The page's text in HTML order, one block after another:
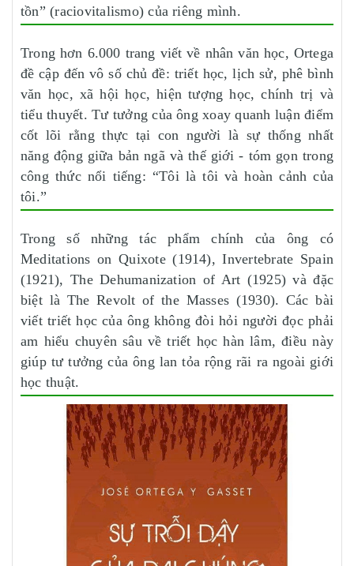
tồn” (raciovitalismo) của riêng mình.
Trong hơn 6.000 trang viết về nhân văn học, Ortega
đề cập đến vô số chủ đề: triết học, lịch sử, phê bình
văn học, xã hội học, hiện tượng học, chính trị và
tiểu thuyết. Tư tưởng của ông xoay quanh luận điểm
cốt lõi rằng thực tại con người là sự thống nhất
năng động giữa bản ngã và thế giới - tóm gọn trong
công thức nổi tiếng: “Tôi là tôi và hoàn cảnh của
tôi.”
Trong số những tác phẩm chính của ông có
Meditations on Quixote (1914), Invertebrate Spain
(1921), The Dehumanization of Art (1925) và đặc
biệt là The Revolt of the Masses (1930). Các bài
viết triết học của ông không đòi hỏi người đọc phải
am hiểu chuyên sâu về triết học hàn lâm, điều này
giúp tư tưởng của ông lan tỏa rộng rãi ra ngoài giới
học thuật.